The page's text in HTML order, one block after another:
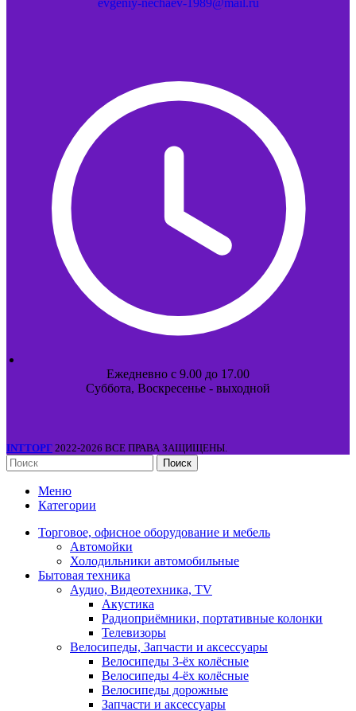
Ежедневно с 9.00 до 17.00
Суббота, Воскресенье - выходной
INTТОРГ 2022-2026 ВСЕ ПРАВА ЗАЩИЩЕНЫ.
Поиск
Меню
Категории
Торговое, офисное оборудование и мебель
Автомойки
Холодильники автомобильные
Бытовая техника
Аудио, Видеотехника, TV
Акустика
Радиоприёмники, портативные колонки
Телевизоры
Велосипеды, Запчасти и аксессуары
Велосипеды 3-ёх колёсные
Велосипеды 4-ёх колёсные
Велосипеды дорожные
Запчасти и аксессуары